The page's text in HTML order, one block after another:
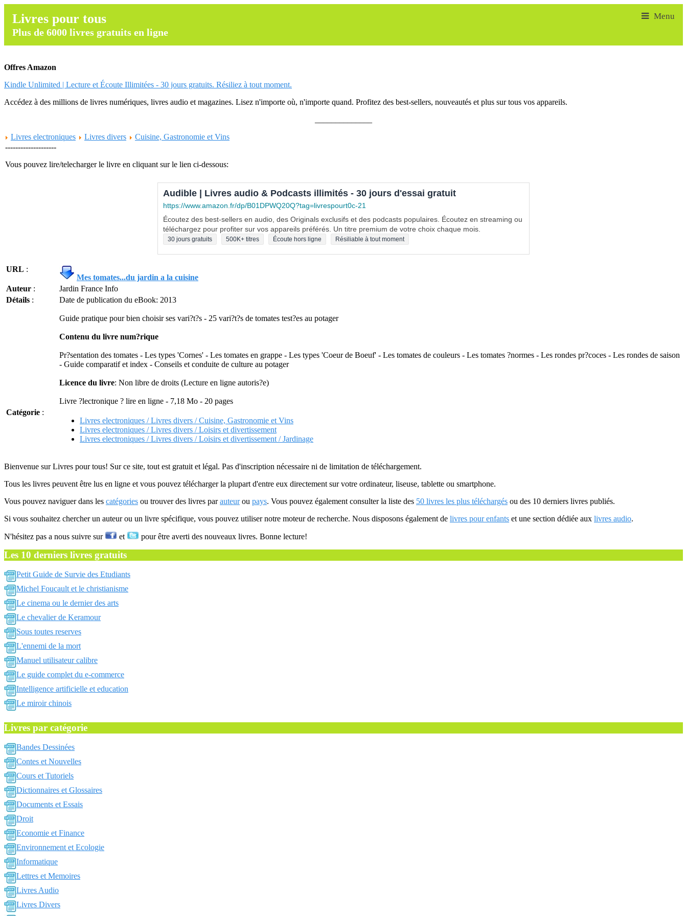
Livres pour tous
Plus de 6000 livres gratuits en ligne
Offres Amazon
Kindle Unlimited | Lecture et Écoute Illimitées - 30 jours gratuits. Résiliez à tout moment.
Accédez à des millions de livres numériques, livres audio et magazines. Lisez n'importe où, n'importe quand. Profitez des best-sellers, nouveautés et plus sur tous vos appareils.
Livres electroniques
Livres divers
Cuisine, Gastronomie et Vins
--------------------
Vous pouvez lire/telecharger le livre en cliquant sur le lien ci-dessous:
Audible | Livres audio & Podcasts illimités - 30 jours d'essai gratuit
https://www.amazon.fr/dp/B01DPWQ20Q?tag=livrespourt0c-21
Écoutez des best-sellers en audio, des Originals exclusifs et des podcasts populaires. Écoutez en streaming ou
téléchargez pour profiter sur vos appareils préférés. Un titre premium de votre choix chaque mois.
30 jours gratuits 500K+ titres Écoute hors ligne Résiliable à tout moment
URL :
Mes tomates...du jardin a la cuisine
Auteur :
Jardin France Info
Détails : Date de publication du eBook: 2013
Guide pratique pour bien choisir ses vari?t?s - 25 vari?t?s de tomates test?es au potager
Contenu du livre num?rique
Pr?sentation des tomates - Les types 'Cornes' - Les tomates en grappe - Les types 'Coeur de Boeuf' - Les tomates de couleurs - Les tomates ?normes - Les rondes pr?coces - Les rondes de saison
- Guide comparatif et index - Conseils et conduite de culture au potager
Licence du livre: Non libre de droits (Lecture en ligne autoris?e)
Livre ?lectronique ? lire en ligne - 7,18 Mo - 20 pages
Catégorie :
Livres electroniques / Livres divers / Cuisine, Gastronomie et Vins
Livres electroniques / Livres divers / Loisirs et divertissement
Livres electroniques / Livres divers / Loisirs et divertissement / Jardinage
Bienvenue sur Livres pour tous! Sur ce site, tout est gratuit et légal. Pas d'inscription nécessaire ni de limitation de téléchargement.
Tous les livres peuvent être lus en ligne et vous pouvez télécharger la plupart d'entre eux directement sur votre ordinateur, liseuse, tablette ou smartphone.
Vous pouvez naviguer dans les catégories ou trouver des livres parauteurou pays. Vous pouvez également consulter la liste des 50 livres les plus téléchargés ou des 10 derniers livres publiés.
Si vous souhaitez chercher un auteur ou un livre spécifique, vous pouvez utiliser notre moteur de recherche. Nous disposons également de livres pour enfants et une section dédiée aux livres audio.
N'hésitez pas a nous suivre sur et pour être averti des nouveaux livres. Bonne lecture!
Les 10 derniers livres gratuits
Petit Guide de Survie des Etudiants
Michel Foucault et le christianisme
Le cinema ou le dernier des arts
Le chevalier de Keramour
Sous toutes reserves
L'ennemi de la mort
Manuel utilisateur calibre
Le guide complet du e-commerce
Intelligence artificielle et education
Le miroir chinois
Livres par catégorie
Bandes Dessinées
Contes et Nouvelles
Cours et Tutoriels
Dictionnaires et Glossaires
Documents et Essais
Droit
Economie et Finance
Environnement et Ecologie
Informatique
Lettres et Memoires
Livres Audio
Livres Divers